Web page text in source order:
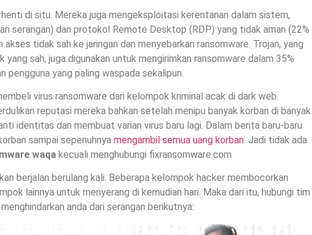
di situ. Mereka juga mengeksploitasi kerentanan dalam sistem,
serangan) dan protokol Remote Desktop (RDP) yang tidak aman (22%
tidak sah ke jaringan dan menyebarkan ransomware. Trojan, yang
yang sah, juga digunakan untuk mengirimkan ransomware dalam 35%
pengguna yang paling waspada sekalipun.
virus ransomware dari kelompok kriminal acak di dark web.
reputasi mereka bahkan setelah menipu banyak korban di banyak
identitas dan membuat varian virus baru lagi. Dalam berita baru-baru
sampai sepenuhnyamengambil semua uang korban. Jadi tidak ada
waqa kecuali menghubungi fixransomware.com
berjalan berulang kali. Beberapa kelompok hacker membocorkan
lainnya untuk menyerang di kemudian hari. Maka dari itu, hubungi tim
anda dari serangan berikutnya: